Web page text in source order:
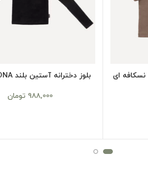
SELECT OPTIONS
بلوز دخترانه آستین بلند NONA مشکی
988,000 تومان